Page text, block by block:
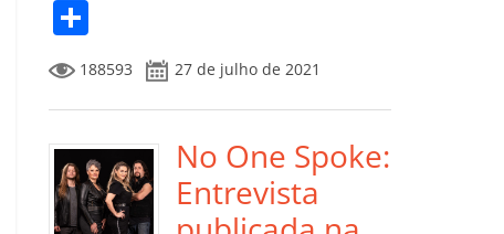
e
b
o
o
k
itt
er l s
A
p
p
e
dI
n
gl
e
Cl
a
ss
Li
n
o
m
p
ar
til
188593 27 de julho de 2021
No One Spoke:
Entrevista